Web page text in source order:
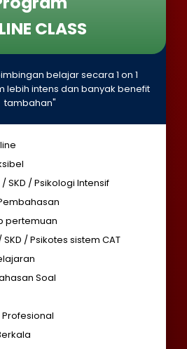
CLASS
belajar secara 1 on 1
lebih intens dan banyak benefit
tambahan"
SKD / Psikologi Intensif
pertemuan
/ Psikotes sistem CAT
Soal